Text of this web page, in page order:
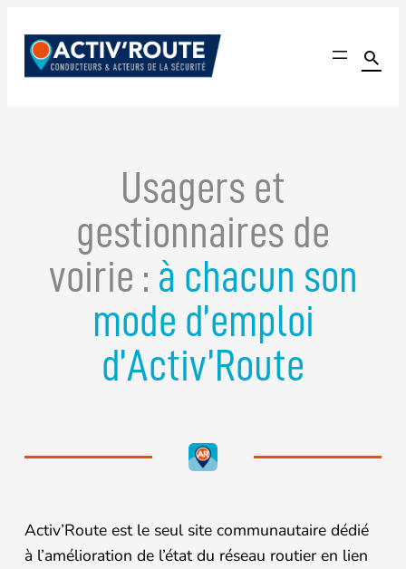
contenu

Le seul site communautaire dédié à l'amélioration
Usagers et
gestionnaires de
voirie : à chacun son
mode d’emploi
d’Activ’Route
Activ’Route est le seul site communautaire dédié
à l’amélioration de l’état du réseau routier en lien